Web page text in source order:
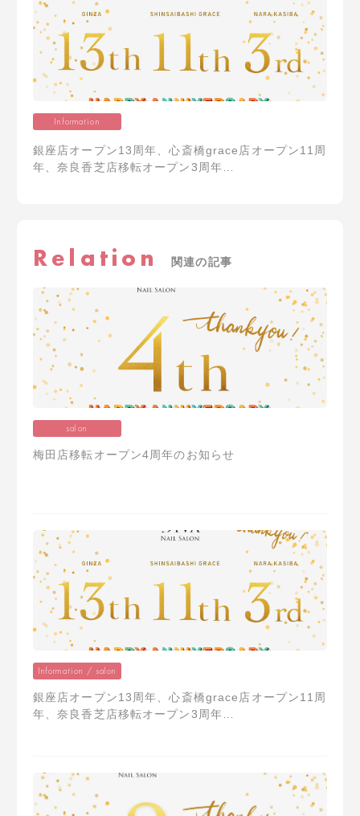
Information
銀座店オープン13周年、心斎橋grace店オープン11周
年、奈良香芝店移転オープン3周年…
Relation 関連の記事
salon
梅田店移転オープン4周年のお知らせ
Information / salon
銀座店オープン13周年、心斎橋grace店オープン11周
年、奈良香芝店移転オープン3周年…